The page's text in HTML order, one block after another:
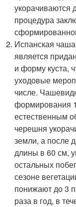
укорачиваются
процедура
Испанская
является
и форму куста,
уходовые
числе.
формирования
естественным
черешня
земли, а после
длины в 60 см,
остальных
сезоне
понижают до 3
раза в год, в